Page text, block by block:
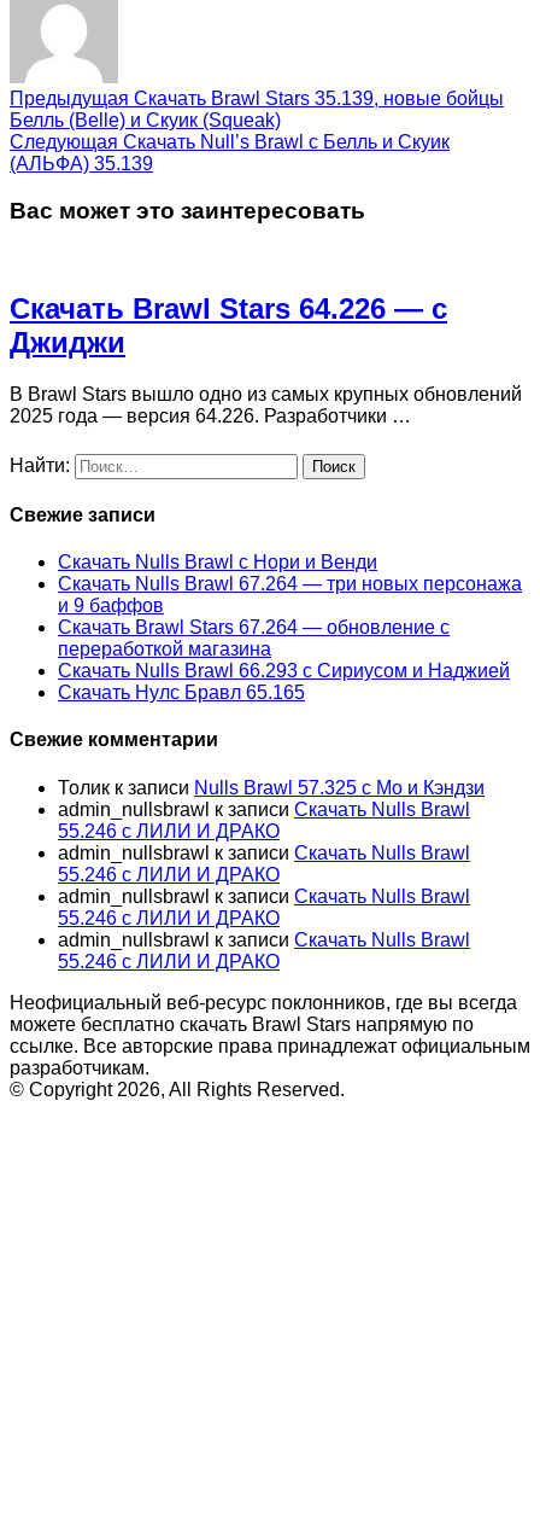
Предыдущая Скачать Brawl Stars 35.139, новые бойцы
Белль (Belle) и Скуик (Squeak)
Следующая Скачать Null’s Brawl с Белль и Скуик
(АЛЬФА) 35.139
Вас может это заинтересовать
Скачать Brawl Stars 64.226 — с
Джиджи
В Brawl Stars вышло одно из самых крупных обновлений
2025 года — версия 64.226. Разработчики …
Найти:
Свежие записи
Скачать Nulls Brawl с Нори и Венди
Скачать Nulls Brawl 67.264 — три новых персонажа
и 9 баффов
Скачать Brawl Stars 67.264 — обновление с
переработкой магазина
Скачать Nulls Brawl 66.293 с Сириусом и Наджией
Скачать Нулс Бравл 65.165
Свежие комментарии
Толик к записи Nulls Brawl 57.325 с Мо и Кэндзи
admin_nullsbrawl к записи Скачать Nulls Brawl
55.246 с ЛИЛИ И ДРАКО
admin_nullsbrawl к записи Скачать Nulls Brawl
55.246 с ЛИЛИ И ДРАКО
admin_nullsbrawl к записи Скачать Nulls Brawl
55.246 с ЛИЛИ И ДРАКО
admin_nullsbrawl к записи Скачать Nulls Brawl
55.246 с ЛИЛИ И ДРАКО
Неофициальный веб-ресурс поклонников, где вы всегда
можете бесплатно скачать Brawl Stars напрямую по
ссылке. Все авторские права принадлежат официальным
разработчикам.
© Copyright 2026, All Rights Reserved.